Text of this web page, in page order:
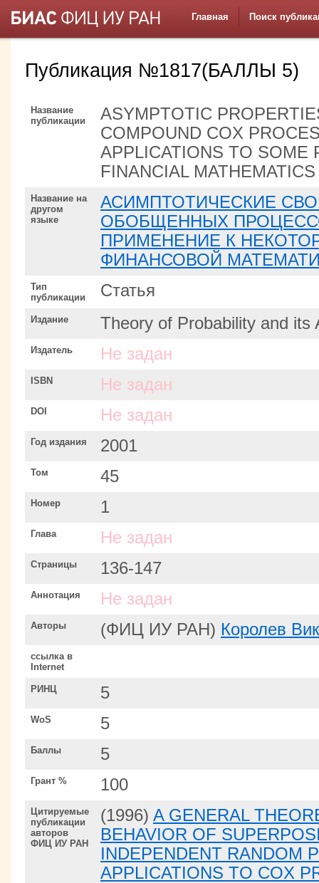
Главная Поиск
Публикация №1817(БАЛЛЫ 5)
Название
публикации
ASYMPTOTIC
COMPOUND COX
APPLICATIONS TO SOME
FINANCIAL MATHEMATICS
Название на
другом
языке
АСИМПТОТИЧЕСКИЕ
ОБОБЩЕННЫХ
ПРИМЕНЕНИЕ К
ФИНАНСОВОЙ
Тип
публикации
Статья
Издание Theory of Probability and its
Издатель Не задан
ISBN Не задан
DOI Не задан
Год издания 2001
Том 45
Номер 1
Глава Не задан
Страницы 136-147
Аннотация Не задан
Авторы (ФИЦ ИУ РАН) Королев
ссылка в
Internet
РИНЦ 5
WoS 5
Баллы 5
Грант % 100
Цитируемые
публикации
авторов
ФИЦ ИУ РАН
(1996) A GENERAL
BEHAVIOR OF
INDEPENDENT RANDOM
APPLICATIONS TO COX